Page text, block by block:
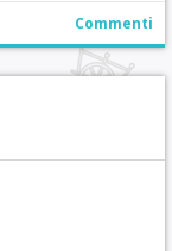
Commenti